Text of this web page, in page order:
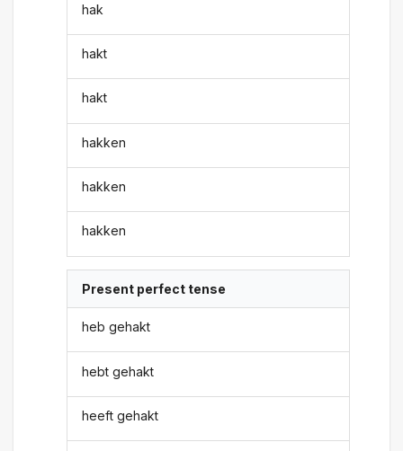
hak
hakt
hakt
hakken
hakken
hakken
Present perfect tense
heb gehakt
hebt gehakt
heeft gehakt